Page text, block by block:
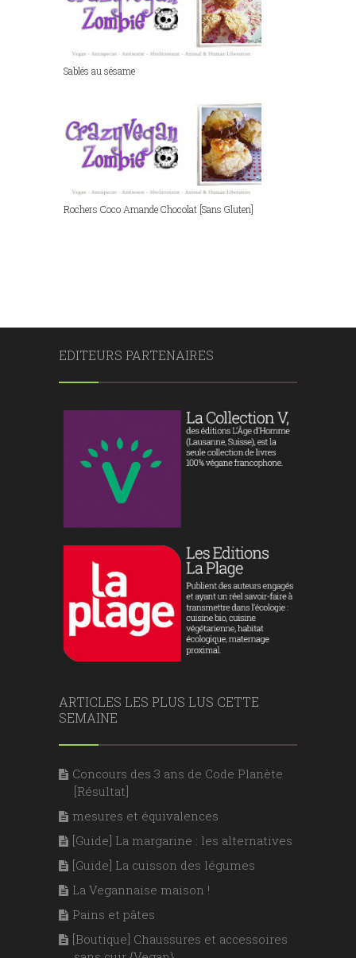
Sablés au sésame
Rochers Coco Amande Chocolat [Sans Gluten]
EDITEURS PARTENAIRES
ARTICLES LES PLUS LUS CETTE
SEMAINE
Concours des 3 ans de Code Planète
[Résultat]
mesures et équivalences
[Guide] La margarine : les alternatives
[Guide] La cuisson des légumes
La Vegannaise maison !
Pains et pâtes
[Boutique] Chaussures et accessoires